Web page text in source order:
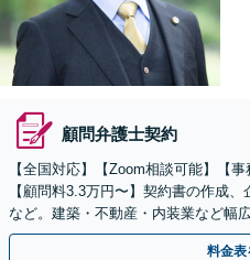
顧問弁護士契約
【全国対応】【Zoom相談可能】【
【顧問料3.3万円〜】契約書の作成
など。建築・不動産・内装業など幅
主の方初回面談無料】
料金表